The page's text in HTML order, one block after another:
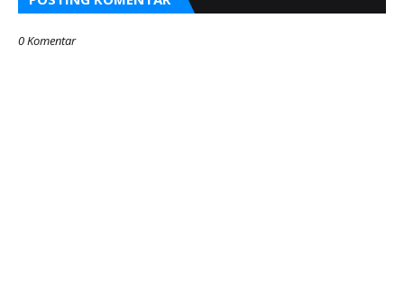
0 Komentar